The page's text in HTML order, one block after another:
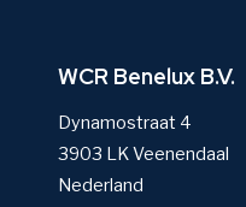
WCR Benelux B.V.
Dynamostraat 4
3903 LK Veenendaal
Nederland